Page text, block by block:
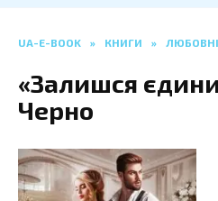
UA-E-BOOK » КНИГИ »
«Залишся
Черно